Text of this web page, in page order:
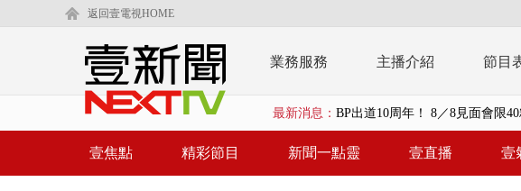
返回壹電視HOME
業務服務 主播介紹 節目
最新消息： 「吉伊卡哇」劇場版超人氣限
又毒駕！ 男子撞車拒檢「油門一
壹焦點 精彩節目 新聞一點靈 壹直播 壹